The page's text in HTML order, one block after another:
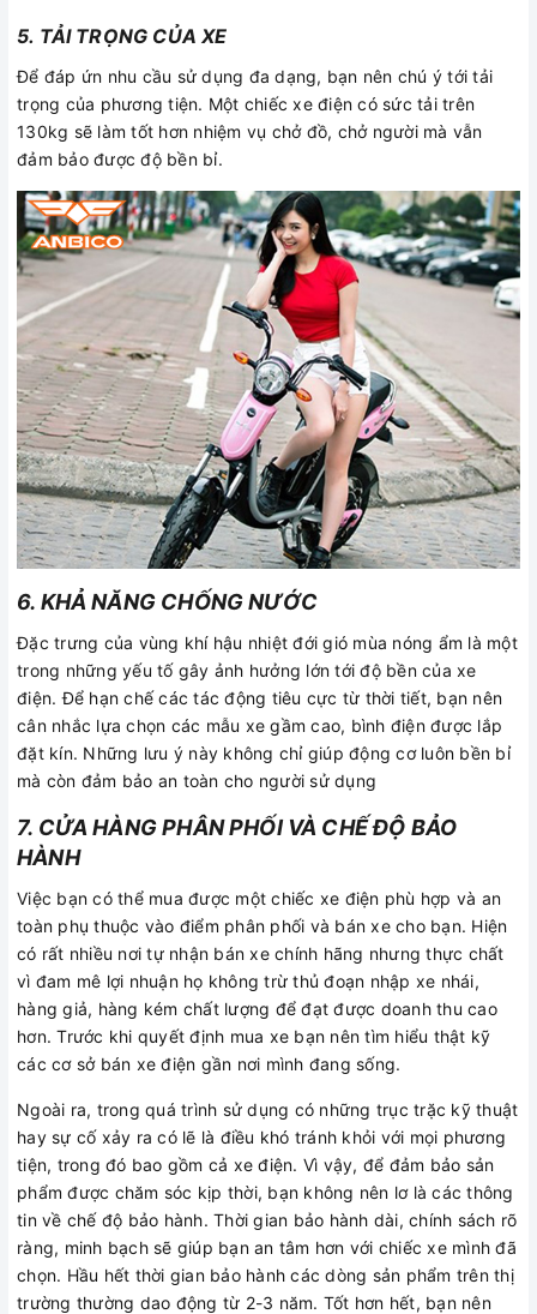
5. TẢI TRỌNG CỦA XE
Để đáp ứn nhu cầu sử dụng đa dạng, bạn nên chú ý tới tải
trọng của phương tiện. Một chiếc xe điện có sức tải trên
130kg sẽ làm tốt hơn nhiệm vụ chở đồ, chở người mà vẫn
đảm bảo được độ bền bỉ.
6. KHẢ NĂNG CHỐNG NƯỚC
Đặc trưng của vùng khí hậu nhiệt đới gió mùa nóng ẩm là một
trong những yếu tố gây ảnh hưởng lớn tới độ bền của xe
điện. Để hạn chế các tác động tiêu cực từ thời tiết, bạn nên
cân nhắc lựa chọn các mẫu xe gầm cao, bình điện được lắp
đặt kín. Những lưu ý này không chỉ giúp động cơ luôn bền bỉ
mà còn đảm bảo an toàn cho người sử dụng
7. CỬA HÀNG PHÂN PHỐI VÀ CHẾ ĐỘ BẢO
HÀNH
Việc bạn có thể mua được một chiếc xe điện phù hợp và an
toàn phụ thuộc vào điểm phân phối và bán xe cho bạn. Hiện
có rất nhiều nơi tự nhận bán xe chính hãng nhưng thực chất
vì đam mê lợi nhuận họ không trừ thủ đoạn nhập xe nhái,
hàng giả, hàng kém chất lượng để đạt được doanh thu cao
hơn. Trước khi quyết định mua xe bạn nên tìm hiểu thật kỹ
các cơ sở bán xe điện gần nơi mình đang sống.
Ngoài ra, trong quá trình sử dụng có những trục trặc kỹ thuật
hay sự cố xảy ra có lẽ là điều khó tránh khỏi với mọi phương
tiện, trong đó bao gồm cả xe điện. Vì vậy, để đảm bảo sản
phẩm được chăm sóc kịp thời, bạn không nên lơ là các thông
tin về chế độ bảo hành. Thời gian bảo hành dài, chính sách rõ
ràng, minh bạch sẽ giúp bạn an tâm hơn với chiếc xe mình đã
chọn. Hầu hết thời gian bảo hành các dòng sản phẩm trên thị
trường thường dao động từ 2-3 năm. Tốt hơn hết, bạn nên